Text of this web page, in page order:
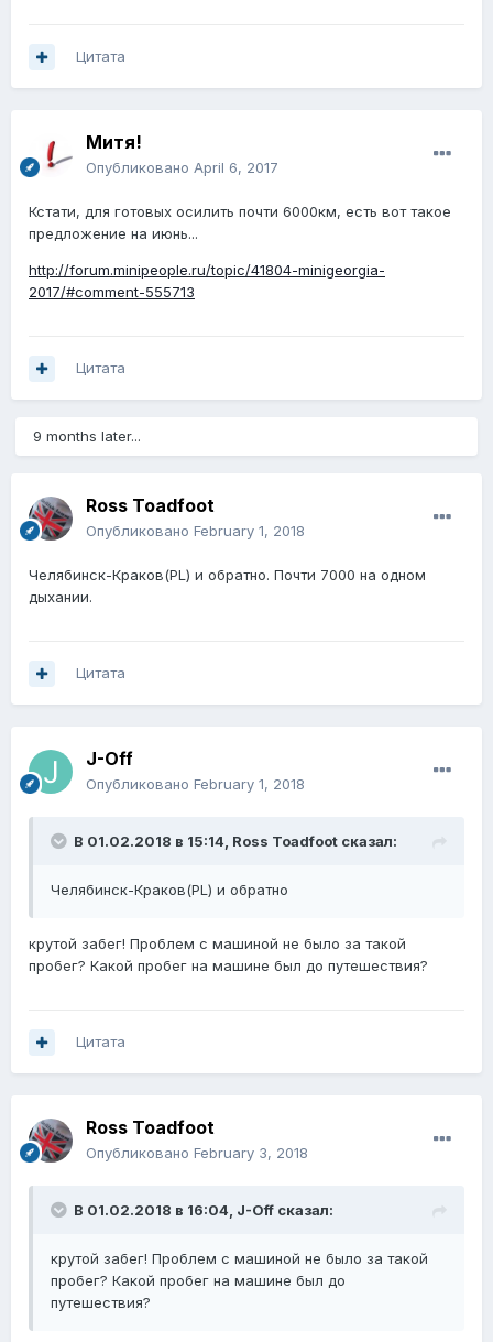
Цитата
Митя!
Опубликовано April 6, 2017
Кстати, для готовых осилить почти 6000км, есть вот такое
предложение на июнь...
http://forum.minipeople.ru/topic/41804-minigeorgia-
2017/#comment-555713
Цитата
9 months later...
Ross Toadfoot
Опубликовано February 1, 2018
Челябинск-Краков(PL) и обратно. Почти 7000 на одном
дыхании.
Цитата
J-Off
Опубликовано February 1, 2018
В 01.02.2018 в 15:14, Ross Toadfoot сказал:
Челябинск-Краков(PL) и обратно
крутой забег! Проблем с машиной не было за такой
пробег? Какой пробег на машине был до путешествия?
Цитата
Ross Toadfoot
Опубликовано February 3, 2018
В 01.02.2018 в 16:04, J-Off сказал:
крутой забег! Проблем с машиной не было за такой
пробег? Какой пробег на машине был до
путешествия?